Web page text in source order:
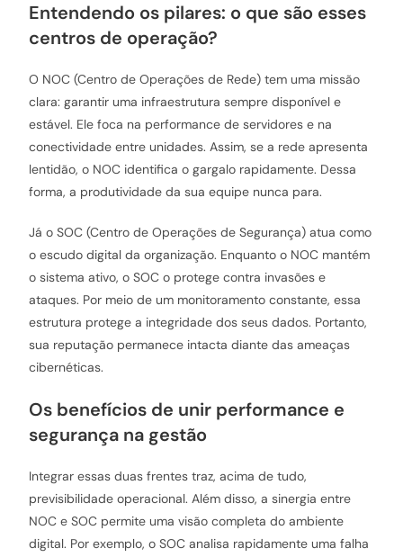
Entendendo os pilares: o que são esses
centros de operação?
O NOC (Centro de Operações de Rede) tem uma missão
clara: garantir uma infraestrutura sempre disponível e
estável. Ele foca na performance de servidores e na
conectividade entre unidades. Assim, se a rede apresenta
lentidão, o NOC identifica o gargalo rapidamente. Dessa
forma, a produtividade da sua equipe nunca para.
Já o SOC (Centro de Operações de Segurança) atua como
o escudo digital da organização. Enquanto o NOC mantém
o sistema ativo, o SOC o protege contra invasões e
ataques. Por meio de um monitoramento constante, essa
estrutura protege a integridade dos seus dados. Portanto,
sua reputação permanece intacta diante das ameaças
cibernéticas.
Os benefícios de unir performance e
segurança na gestão
Integrar essas duas frentes traz, acima de tudo,
previsibilidade operacional. Além disso, a sinergia entre
NOC e SOC permite uma visão completa do ambiente
digital. Por exemplo, o SOC analisa rapidamente uma falha